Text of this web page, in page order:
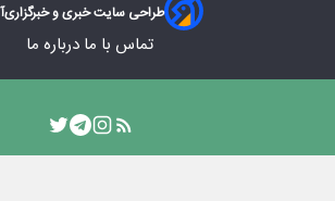
طراحی سایت خبری و خبرگزاری
تماس با ما درباره ما